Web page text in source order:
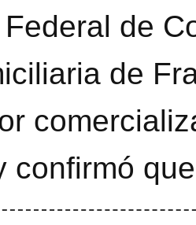
de
de
confirmó